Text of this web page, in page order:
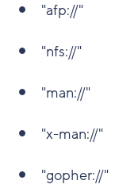
"afp://"
"nfs://"
"man://"
"x-man://"
"gopher://"